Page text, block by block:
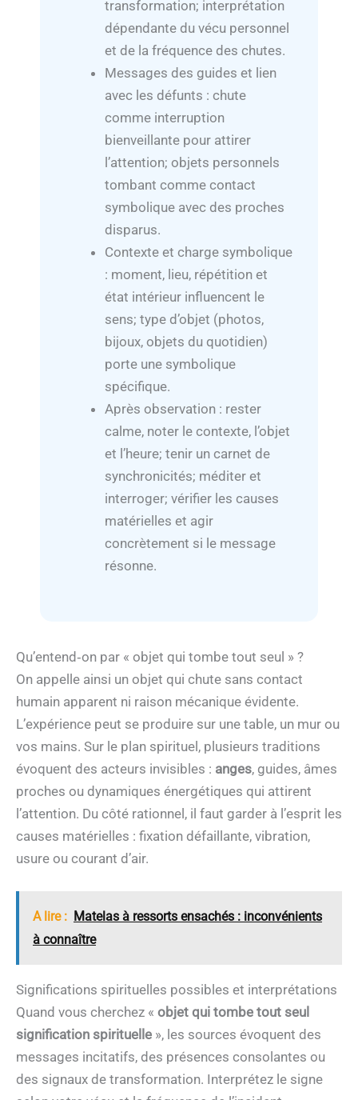
transformation; interprétation
dépendante du vécu personnel
et de la fréquence des chutes.
Messages des guides et lien
avec les défunts : chute
comme interruption
bienveillante pour attirer
l’attention; objets personnels
tombant comme contact
symbolique avec des proches
disparus.
Contexte et charge symbolique
: moment, lieu, répétition et
état intérieur influencent le
sens; type d’objet (photos,
bijoux, objets du quotidien)
porte une symbolique
spécifique.
Après observation : rester
calme, noter le contexte, l’objet
et l’heure; tenir un carnet de
synchronicités; méditer et
interroger; vérifier les causes
matérielles et agir
concrètement si le message
résonne.
Qu’entend‑on par « objet qui tombe tout seul » ?
On appelle ainsi un objet qui chute sans contact
humain apparent ni raison mécanique évidente.
L’expérience peut se produire sur une table, un mur ou
vos mains. Sur le plan spirituel, plusieurs traditions
évoquent des acteurs invisibles : anges, guides, âmes
proches ou dynamiques énergétiques qui attirent
l’attention. Du côté rationnel, il faut garder à l’esprit les
causes matérielles : fixation défaillante, vibration,
usure ou courant d’air.
A lire : Matelas à ressorts ensachés : inconvénients
à connaître
Significations spirituelles possibles et interprétations
Quand vous cherchez « objet qui tombe tout seul
signification spirituelle », les sources évoquent des
messages incitatifs, des présences consolantes ou
des signaux de transformation. Interprétez le signe